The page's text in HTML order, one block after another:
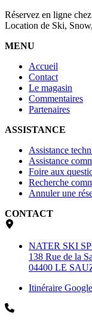
Réservez en ligne
Location de Ski,
MENU
Accueil
Contact
Le magasin
Commentaires
Partenaires
ASSISTANCE
Assistance
Assistance
Foire aux
Recherche
Annuler une
CONTACT
NATER SKI
138 Rue de la
04400 LE
Itinéraire